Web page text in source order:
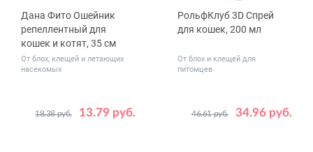
Дана Фито Ошейник
репеллентный для
кошек и котят, 35 см
От блох, клещей и летающих
насекомых
13.79 руб.
18.38 руб.
Цвет
Зеленый
РольфКлуб 3D Спрей
для кошек, 200 мл
От блох и клещей для
питомцев
34.96 руб.
46.61 руб.